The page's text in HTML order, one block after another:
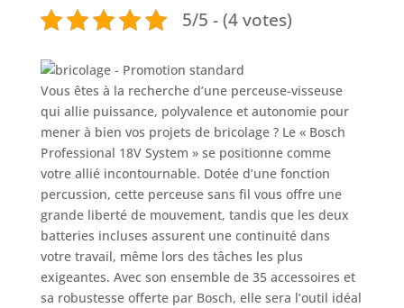
5/5 - (4 votes)
Vous êtes à la recherche d’une perceuse-visseuse
qui allie puissance, polyvalence et autonomie pour
mener à bien vos projets de bricolage ? Le « Bosch
Professional 18V System » se positionne comme
votre allié incontournable. Dotée d’une fonction
percussion, cette perceuse sans fil vous offre une
grande liberté de mouvement, tandis que les deux
batteries incluses assurent une continuité dans
votre travail, même lors des tâches les plus
exigeantes. Avec son ensemble de 35 accessoires et
sa robustesse offerte par Bosch, elle sera l’outil idéal